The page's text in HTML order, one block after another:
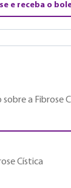
e receba o
sobre a Fibrose
Cística